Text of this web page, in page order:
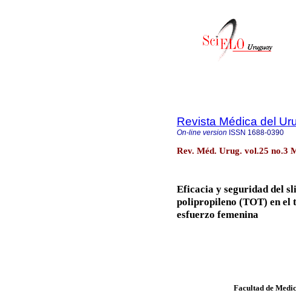
Revista Médica del
On-line version ISSN 1688-0390
Rev. Méd. Urug. vol.25 no.3
Eficacia y seguridad del
polipropileno (TOT) en el
esfuerzo femenina
Facultad de